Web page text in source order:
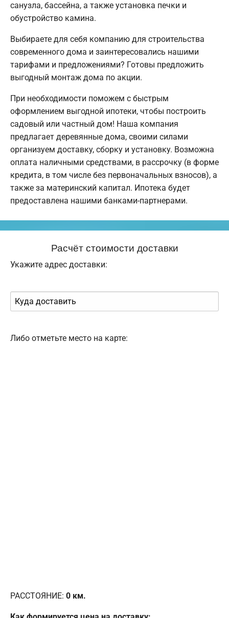
санузла, бассейна, а также установка печки и
обустройство камина.
Выбираете для себя компанию для строительства
современного дома и заинтересовались нашими
тарифами и предложениями? Готовы предложить
выгодный монтаж дома по акции.
При необходимости поможем с быстрым
оформлением выгодной ипотеки, чтобы построить
садовый или частный дом! Наша компания
предлагает деревянные дома, своими силами
организуем доставку, сборку и установку. Возможна
оплата наличными средствами, в рассрочку (в форме
кредита, в том числе без первоначальных взносов), а
также за материнский капитал. Ипотека будет
предоставлена нашими банками-партнерами.
Расчёт стоимости доставки
Укажите адрес доставки:
Либо отметьте место на карте:
РАССТОЯНИЕ: 0 км.